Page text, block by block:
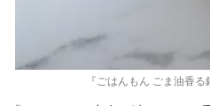
『ごはんもん ごま油香る